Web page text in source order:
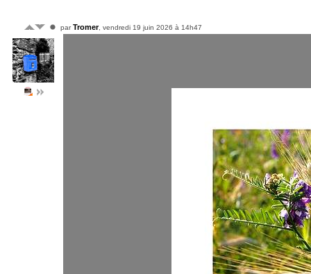
parTromer, vendredi 19 juin 2026 à 14h47